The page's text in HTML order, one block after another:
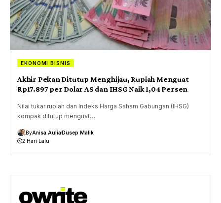
EKONOMI BISNIS
Akhir Pekan Ditutup Menghijau, Rupiah Menguat
Rp17.897 per Dolar AS dan IHSG Naik 1,04 Persen
Nilai tukar rupiah dan Indeks Harga Saham Gabungan (IHSG)
kompak ditutup menguat…
ByAnisa AuliaDusep Malik
2 Hari Lalu